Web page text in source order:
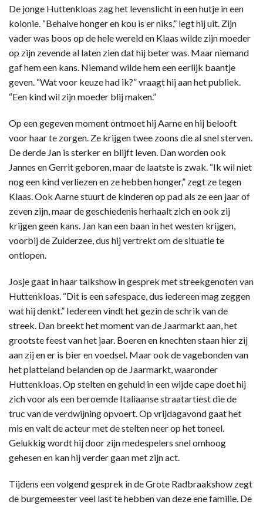
De jonge Huttenkloas zag het levenslicht in een hutje in een
kolonie. “Behalve honger en kou is er niks,” legt hij uit. Zijn
vader was boos op de hele wereld en Klaas wilde zijn moeder
op zijn zevende al laten zien dat hij beter was. Maar niemand
gaf hem een kans. Niemand wilde hem een eerlijk baantje
geven. “Wat voor keuze had ik?” vraagt hij aan het publiek.
“Een kind wil zijn moeder blij maken.”
Op een gegeven moment ontmoet hij Aarne en hij belooft
voor haar te zorgen. Ze krijgen twee zoons die al snel sterven.
De derde Jan is sterker en blijft leven. Dan worden ook
Jannes en Gerrit geboren, maar de laatste is zwak. “Ik wil niet
nog een kind verliezen en ze hebben honger,” zegt ze tegen
Klaas. Ook Aarne stuurt de kinderen op pad als ze een jaar of
zeven zijn, maar de geschiedenis herhaalt zich en ook zij
krijgen geen kans. Jan kan een baan in het westen krijgen,
voorbij de Zuiderzee, dus hij vertrekt om de situatie te
ontlopen.
Josje gaat in haar talkshow in gesprek met streekgenoten van
Huttenkloas. “Dit is een safespace, dus iedereen mag zeggen
wat hij denkt.” Iedereen vindt het gezin de schrik van de
streek. Dan breekt het moment van de Jaarmarkt aan, het
grootste feest van het jaar. Boeren en knechten staan hier zij
aan zij en er is bier en voedsel. Maar ook de vagebonden van
het platteland belanden op de Jaarmarkt, waaronder
Huttenkloas. Op stelten en gehuld in een wijde cape doet hij
zich voor als een beroemde Italiaanse straatartiest die de
truc van de verdwijning opvoert. Op vrijdagavond gaat het
mis en valt de acteur met de stelten neer op het toneel.
Gelukkig wordt hij door zijn medespelers snel omhoog
gehesen en kan hij verder gaan met zijn act.
Tijdens een volgend gesprek in de Grote Radbraakshow zegt
de burgemeester veel last te hebben van deze ene familie. De